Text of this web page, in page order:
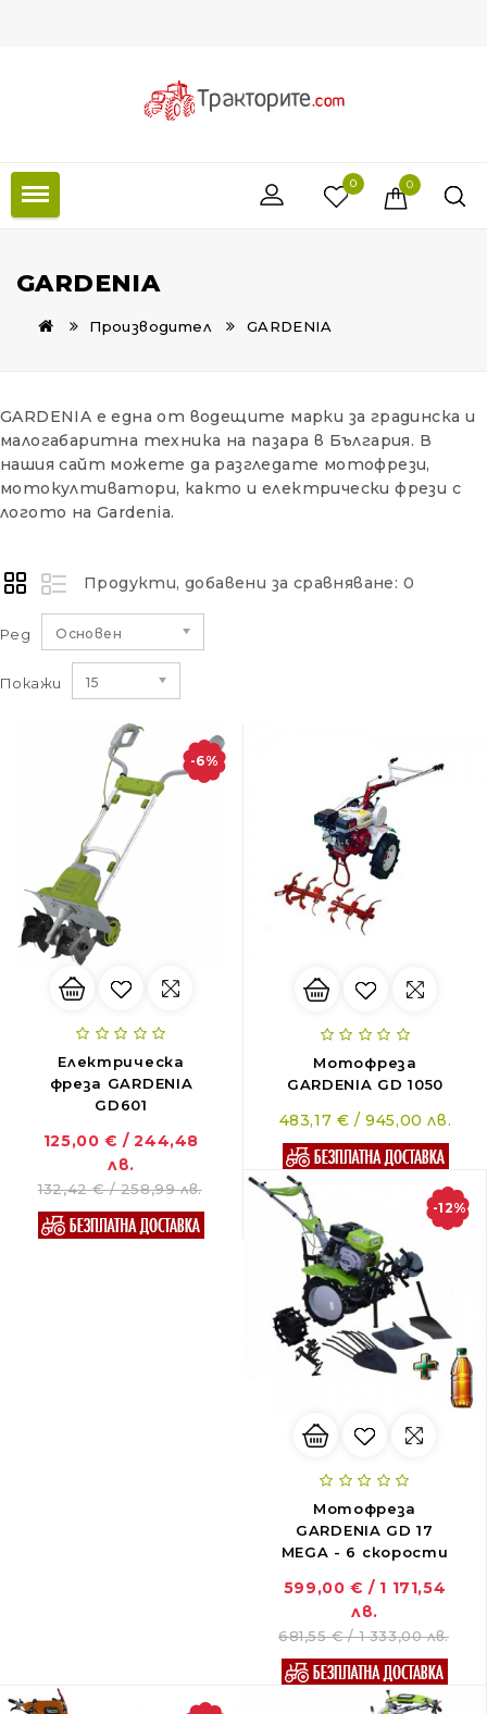
0 0
GARDENIA
Производител GARDENIA
GARDENIA е една от водещите марки за градинска и
малогабаритна техника на пазара в България. В
нашия сайт можете да разгледате мотофрези,
мотокултиватори, както и електрически фрези с
логото на Gardenia.
Продукти, добавени за сравняване: 0
Ред Основен
Покажи 15
-6%
Електрическа
фреза GARDENIA
GD601
125,00 € / 244,48
лв.
132,42 € / 258,99 лв.
Мотофреза
GARDENIA GD 1050
483,17 € / 945,00 лв.
-12%
Мотофреза
GARDENIA GD 17
MEGA - 6 скорости
599,00 € / 1 171,54
лв.
681,55 € / 1 333,00 лв.